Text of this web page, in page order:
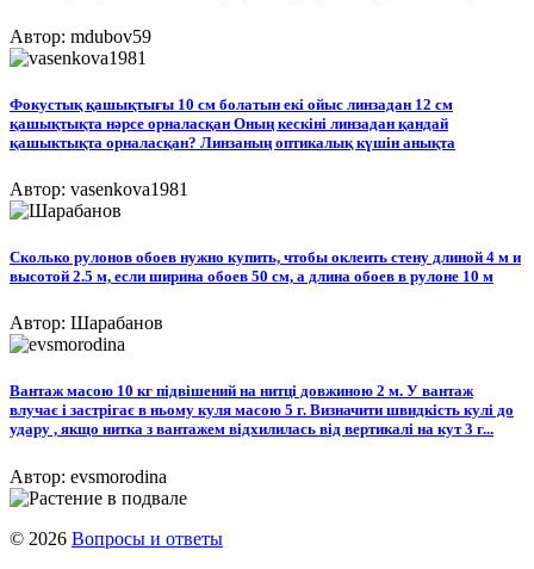
Автор: mdubov59
Фокустық қашықтығы 10 см болатын екі ойыс линзадан 12 см
қашықтықта нәрсе орналасқан Оның кескіні линзадан қандай
қашыктықта орналасқан? Линзаның оптикалық күшін анықта
Автор: vasenkova1981
Сколько рулонов обоев нужно купить, чтобы оклеить стену длиной 4 м и
высотой 2.5 м, если ширина обоев 50 см, а длина обоев в рулоне 10 м
Автор: Шарабанов
Вантаж масою 10 кг підвішений на нитці довжиною 2 м. У вантаж
влучає і застрігає в ньому куля масою 5 г. Визначити швидкість кулі до
удару , якщо нитка з вантажем відхилилась від вертикалі на кут 3 г...
Автор: evsmorodina
© 2026 Вопросы и ответы